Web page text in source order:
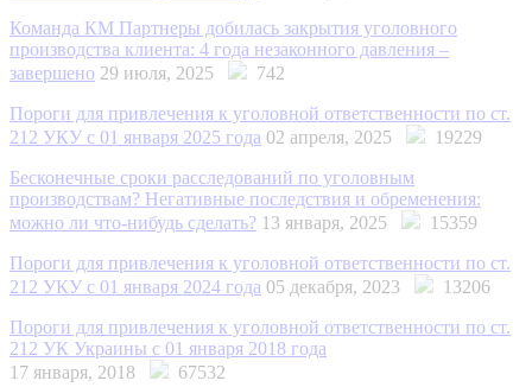
Команда КМ Партнеры добилась закрытия уголовного
производства клиента: 4 года незаконного давления –
завершено 29 июля, 2025
742
Пороги для привлечения к уголовной ответственности по ст.
212 УКУ с 01 января 2025 года 02 апреля, 2025
19229
Бесконечные сроки расследований по уголовным
производствам? Негативные последствия и обременения:
можно ли что-нибудь сделать? 13 января, 2025
15359
Пороги для привлечения к уголовной ответственности по ст.
212 УКУ с 01 января 2024 года 05 декабря, 2023
13206
Пороги для привлечения к уголовной ответственности по ст.
212 УК Украины с 01 января 2018 года
17 января, 2018
67532